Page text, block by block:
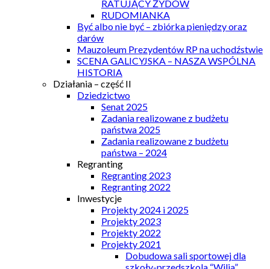
RATUJĄCY ŻYDÓW
RUDOMIANKA
Być albo nie być – zbiórka pieniędzy oraz
darów
Mauzoleum Prezydentów RP na uchodźstwie
SCENA GALICYJSKA – NASZA WSPÓLNA
HISTORIA
Działania – część II
Dziedzictwo
Senat 2025
Zadania realizowane z budżetu
państwa 2025
Zadania realizowane z budżetu
państwa – 2024
Regranting
Regranting 2023
Regranting 2022
Inwestycje
Projekty 2024 i 2025
Projekty 2023
Projekty 2022
Projekty 2021
Dobudowa sali sportowej dla